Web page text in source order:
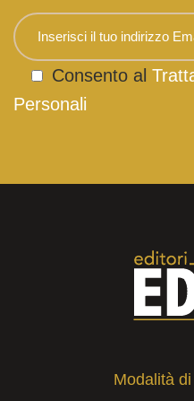
Consento al
Personali
Modalità